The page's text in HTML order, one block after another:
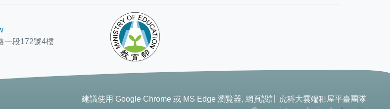
一段172號4樓
建議使用 Google Chrome 或 MS Edge 瀏覽器, 網頁設計 虎科大雲端租屋平臺團隊